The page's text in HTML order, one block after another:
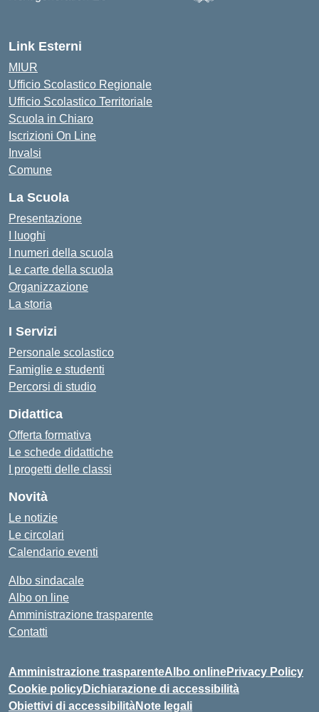
Link Esterni
MIUR
Ufficio Scolastico Regionale
Ufficio Scolastico Territoriale
Scuola in Chiaro
Iscrizioni On Line
Invalsi
Comune
La Scuola
Presentazione
I luoghi
I numeri della scuola
Le carte della scuola
Organizzazione
La storia
I Servizi
Personale scolastico
Famiglie e studenti
Percorsi di studio
Didattica
Offerta formativa
Le schede didattiche
I progetti delle classi
Novità
Le notizie
Le circolari
Calendario eventi
Albo sindacale
Albo on line
Amministrazione trasparente
Contatti
Amministrazione trasparenteAlbo onlinePrivacy Policy
Cookie policyDichiarazione di accessibilità
Obiettivi di accessibilitàNote legali